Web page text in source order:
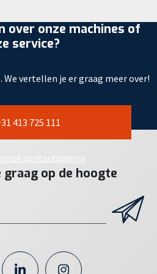
over onze machines of
service?
vertellen je er graag meer over!
413 725 111
onze contactpagina
graag op de hoogte